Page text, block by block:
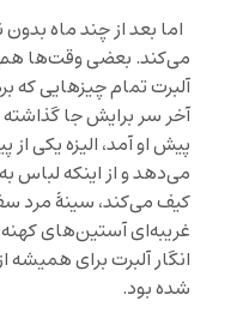
اما بعد از چند ماه
می‌کند. بعضی وقت‌ها
آلبرت تمام چیزهایی که
آخر سر برایش جا گذاشته
پیش او آمد، الیزه یکی از
می‌دهد و از اینکه لباس
کیف می‌کند، سینۀ مرد
غریبه‌ای آستین‌های کهنه
انگار آلبرت برای
شده بود.